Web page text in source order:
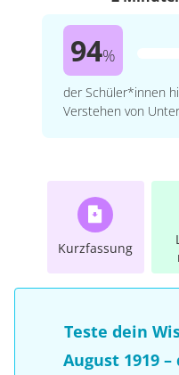
94%
der Schüler*innen
Verstehen von
Kurzfassung
Teste dein
August 1919